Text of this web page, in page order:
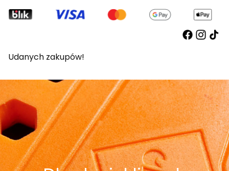
Udanych zakupów!